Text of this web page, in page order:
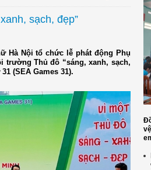
sạch, đẹp”
Hà Nội tổ chức lễ phát động Phụ
trường Thủ đô “sáng, xanh, sạch,
(SEA Games 31).